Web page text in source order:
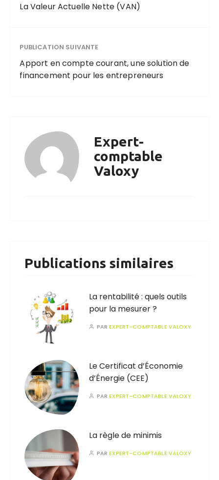
La Valeur Actuelle Nette (VAN)
PUBLICATION SUIVANTE
Apport en compte courant, une solution de
financement pour les entrepreneurs
Expert-
comptable
Valoxy
Publications similaires
La rentabilité : quels outils
pour la mesurer ?
PAREXPERT-COMPTABLE VALOXY
Le Certificat d’Économie
d’Énergie (CEE)
PAREXPERT-COMPTABLE VALOXY
La règle de minimis
PAREXPERT-COMPTABLE VALOXY